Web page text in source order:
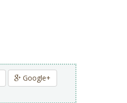
Google+